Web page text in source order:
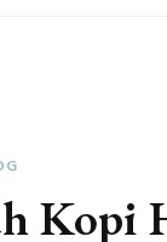
Kopi